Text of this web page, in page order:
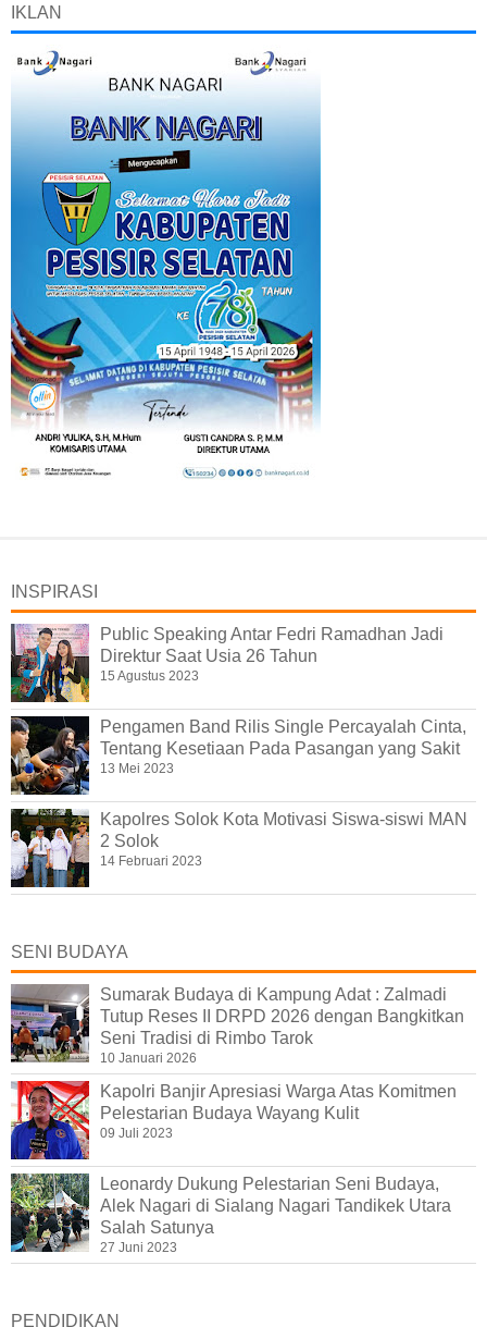
IKLAN
INSPIRASI
Public Speaking Antar Fedri Ramadhan Jadi
Direktur Saat Usia 26 Tahun
15 Agustus 2023
Pengamen Band Rilis Single Percayalah Cinta,
Tentang Kesetiaan Pada Pasangan yang Sakit
13 Mei 2023
Kapolres Solok Kota Motivasi Siswa-siswi MAN
2 Solok
14 Februari 2023
SENI BUDAYA
Sumarak Budaya di Kampung Adat : Zalmadi
Tutup Reses II DRPD 2026 dengan Bangkitkan
Seni Tradisi di Rimbo Tarok
10 Januari 2026
Kapolri Banjir Apresiasi Warga Atas Komitmen
Pelestarian Budaya Wayang Kulit
09 Juli 2023
Leonardy Dukung Pelestarian Seni Budaya,
Alek Nagari di Sialang Nagari Tandikek Utara
Salah Satunya
27 Juni 2023
PENDIDIKAN